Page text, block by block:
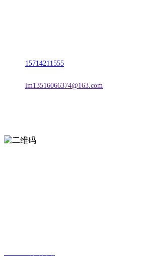
15714211555
lm13516066374@163.com